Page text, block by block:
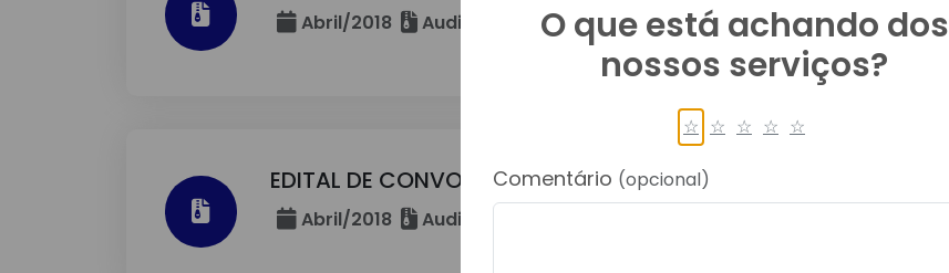
Abril/2018 Audiências Públicas
EDITAL DE CONVOCAÇÃO
Abril/2018 Audiências Públicas
O que está achando dos
nossos serviços?
☆ ☆ ☆ ☆ ☆
Comentário (opcional)